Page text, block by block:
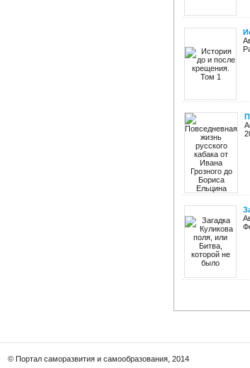
© Портал саморазвития и самообразования, 2014